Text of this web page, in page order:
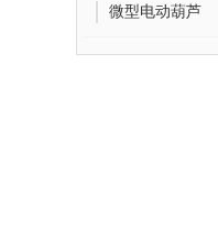
微型电动葫芦